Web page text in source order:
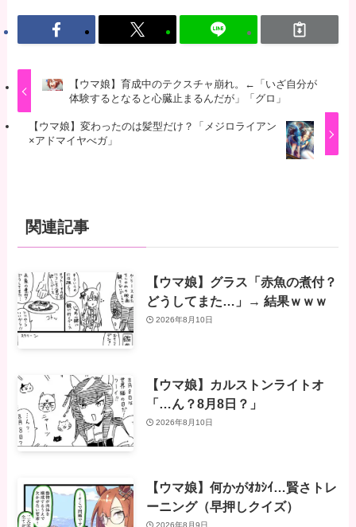
【ウマ娘】育成中のテクスチャ崩れ。←「いざ自分が
体験するとなると心臓止まるんだが」「グロ」
【ウマ娘】変わったのは髪型だけ？「メジロライアン
×アドマイヤべガ」
関連記事
【ウマ娘】グラス「赤魚の煮付？
どうしてまた…」→ 結果ｗｗｗ
2026年8月10日
【ウマ娘】カルストンライトオ
「…ん？8月8日？」
2026年8月10日
【ウマ娘】何かがｵｶｼｲ…賢さトレ
ーニング（早押しクイズ）
2026年8月9日